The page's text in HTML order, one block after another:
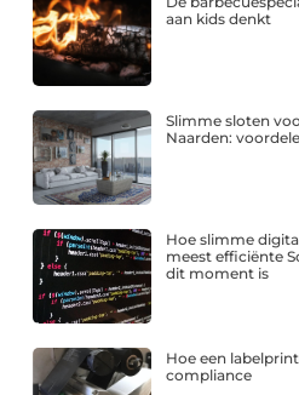
aan kids denkt
Slimme sloten
Naarden:
Hoe slimme
meest efficiënte
dit moment is
Hoe een
compliance